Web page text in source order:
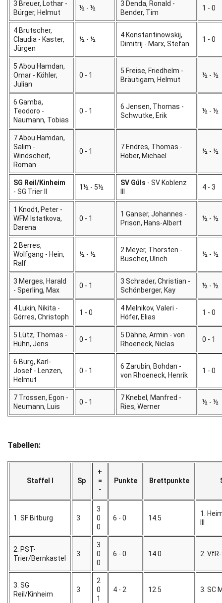
3 Breuer, Lothar -
Bürger, Helmut
½ - ½
3 Denda, Ronald -
Bender, Tim
1 - 0
4 Brutscher,
Claudia - Kaster,
Jürgen
½ - ½
4 Konstantinowskij,
Dimitrij - Marx, Stefan
1 - 0
5 Abou Hamdan,
Omar - Köhler,
Julian
0 - 1
5 Freise, Friedhelm -
Bräutigam, Helmut
½ - ½
6 Gamba,
Teodoro -
Naumann, Tobias
0 - 1
6 Jensen, Thomas -
Schwutke, Erik
½ - ½
7 Abou Hamdan,
Salim -
Windscheif,
Roman
0 - 1
7 Endres, Thomas -
Höber, Michael
½ - ½
SG Reil/Kinheim
- SG Trier II
1½ - 5½
SV Güls - SV Koblenz
4 - 3
1 Knodt, Peter -
WFM Istatkova,
Darena
0 - 1
1 Ganser, Johannes -
Prison, Hans-Albert
½ - ½
2 Berres,
Wolfgang - Hein,
Ralf
½ - ½
2 Meyer, Thorsten -
Büscher, Ulrich
½ - ½
3 Merges, Harald
- Sperling, Max
0 - 1
3 Schrader, Christian -
Schönberger, Kay
½ - ½
4 Lukin, Nikita -
Görres, Christoph
1 - 0
4 Melnikov, Valeri -
Höfer, Elias
1 - 0
5 Lütz, Thomas -
Hühn, Jens
0 - 1
5 Dähne, Armin - von
Rhoeneck, Niclas
0 - 1
6 Burg, Karl-
Josef - Lenzen,
Helmut
0 - 1
6 Zarubin, Bohdan -
von Rhoeneck, Henrik
1 - 0
7 Trossen, Egon -
Neumann, Luis
0 - 1
7 Knebel, Manfred -
Ries, Werner
½ - ½
Tabellen:
Staffel I Sp
+
=
-
Punkte Brettpunkte
1. SF Bitburg 3
3
0
0
6 - 0 14.5
1.
2. PST-
Trier/Bernkastel
3
3
0
0
6 - 0 14.0 2.
3. SG
Reil/Kinheim
3
2
0
1
4 - 2 12.5 3. SC